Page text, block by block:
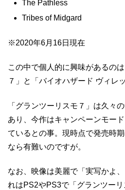
The Pathless
Tribes of Midgard
※2020年6月16日現在
この中で個人的に興味があるの
７」と「バイオハザード ヴィレ
「グランツーリスモ７」は久々
あり、今作はキャンペーンモー
ているとの事。現時点で発売時
なら有難いのですが。
なお、映像は美麗で「実写かよ
れはPS2やPS3で「グランツー